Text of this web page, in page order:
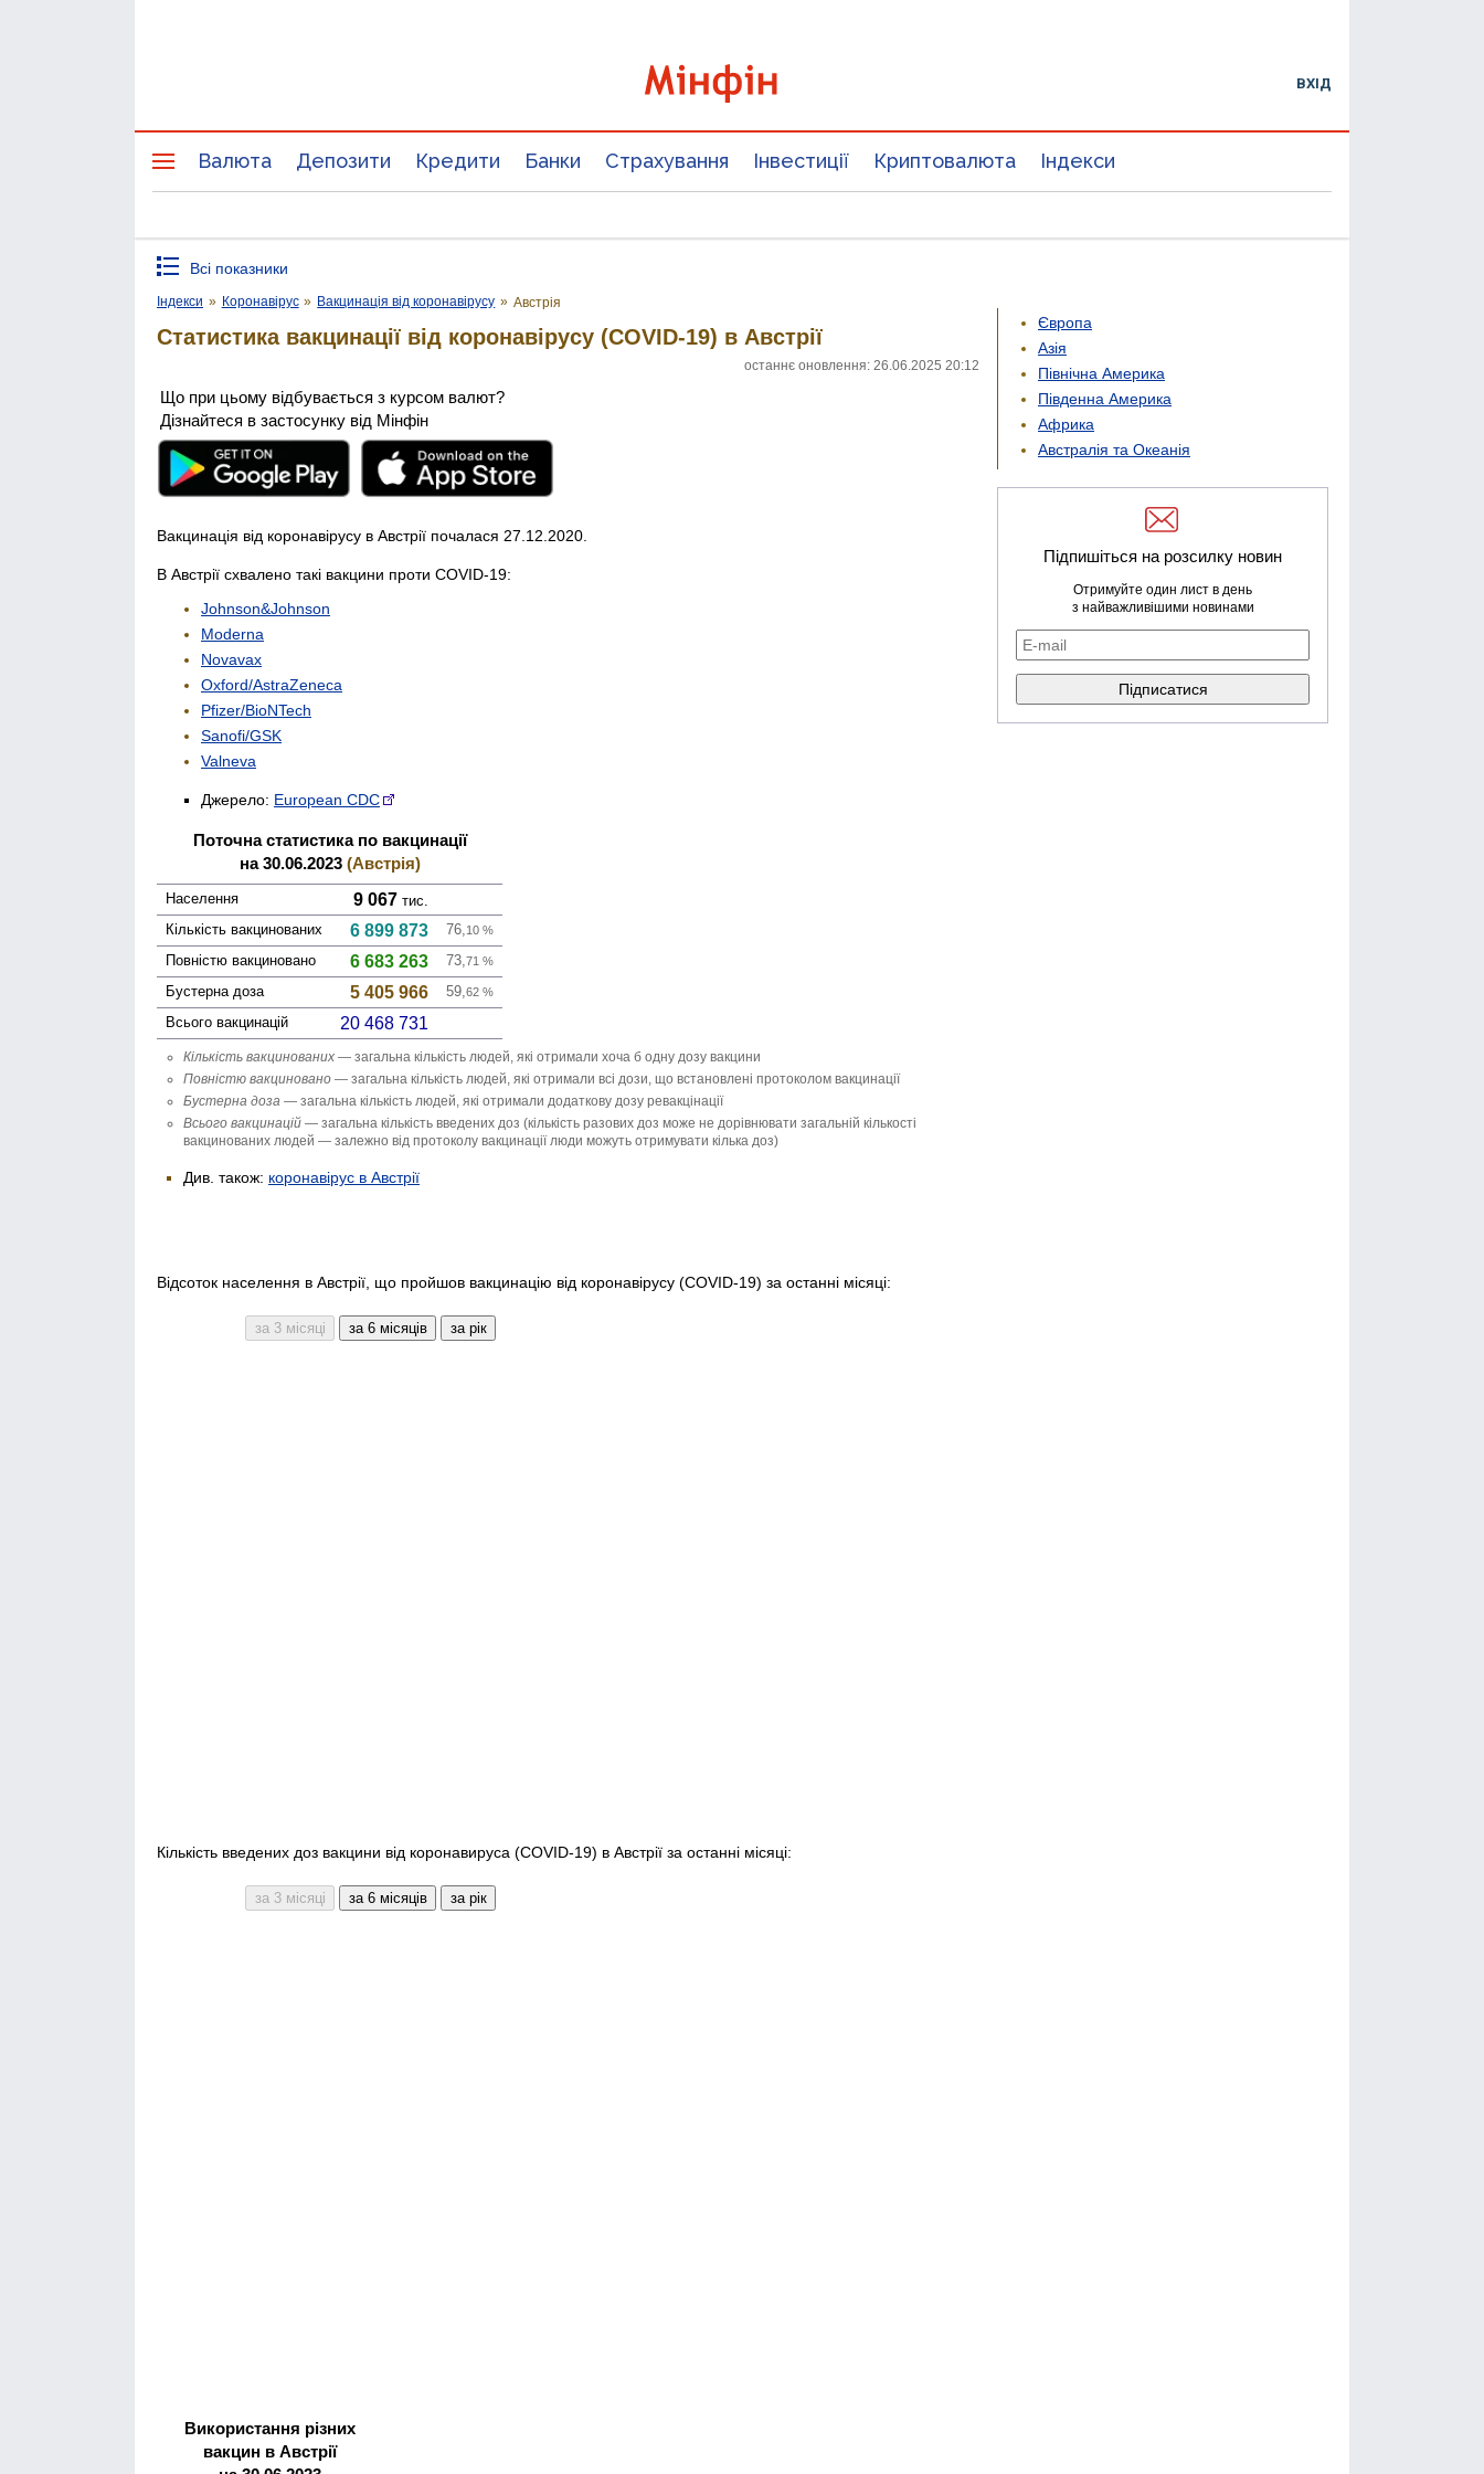
ВХІД
Валюта Депозити Кредити Банки Страхування Інвестиції Криптовалюта Індекси
Всі показники
Індекси » Коронавірус » Вакцинація від коронавірусу » Австрія
Статистика вакцинації від коронавірусу (COVID-19) в Австрії
останнє оновлення: 26.06.2025 20:12
Що при цьому відбувається з курсом валют?
Дізнайтеся в застосунку від Мінфін
Вакцинація від коронавірусу в Австрії почалася 27.12.2020.
В Австрії схвалено такі вакцини проти COVID-19:
Johnson&Johnson
Moderna
Novavax
Oxford/AstraZeneca
Pfizer/BioNTech
Sanofi/GSK
Valneva
Джерело: European CDC
Поточна статистика по вакцинації
на 30.06.2023 (Австрія)
Населення 9 067 тис.
Кількість вакци­нованих
6 899 873 76, 10 %
Повністю вакци­новано 6 683 263 73, 71 %
Бустерна доза 5 405 966 59, 62 %
Всього вакцинацій 20 468 731
Кількість вакци­нованих — загальна кількість людей, які отримали хоча б одну дозу вакцини
Повністю вакци­новано — загальна кількість людей, які отримали всі дози, що встановлені протоколом вакцинації
Бустерна доза — загальна кількість людей, які отримали додаткову дозу ревакцінації
Всього вакцинацій — загальна кількість введених доз (кількість разових доз може не дорівнювати загальній кількості
вакцинованих людей — залежно від протоколу вакцинації люди можуть отримувати кілька доз)
Див. також: коронавірус в Австрії
Відсоток населення в Австрії, що пройшов вакцинацію від коронавірусу (COVID-19) за останні місяці:
Кількість введених доз вакцини від коронавируса (COVID-19) в Австрії за останні місяці:
Використання різних
вакцин в Австрії
Європа
Азія
Північна Америка
Південна Америка
Африка
Австралія та Океанія
Підпишіться на розсилку новин
Отримуйте один лист в день
з найважливішими новинами